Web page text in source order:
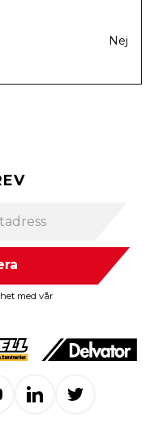
Nej
med vår